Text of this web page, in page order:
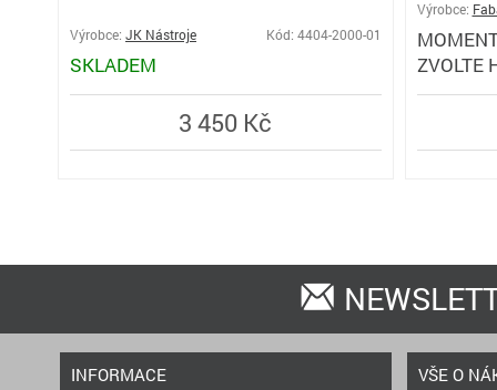
Výrobce: JK Nástroje Kód: 4404-2000-01
SKLADEM
3 450 Kč
Výrobce:
ZVOLTE
INFORMACE VŠE O